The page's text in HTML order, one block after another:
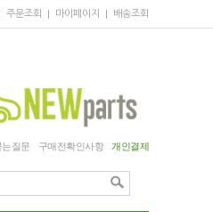
주문조회 | 마이페이지 | 배송조회
는질문 구매전확인사항 개인결제